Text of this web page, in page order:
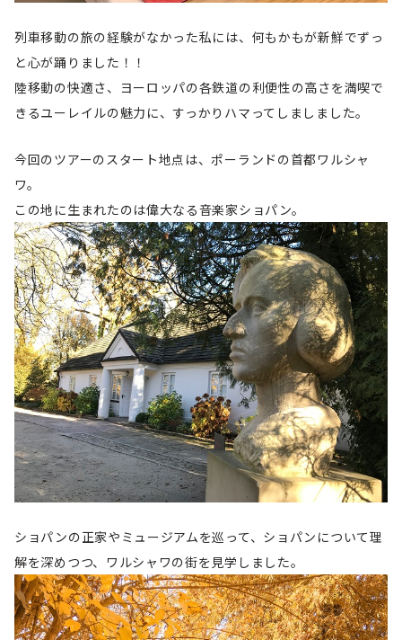
列車移動の旅の経験がなかった私には、何もかもが新鮮でずっ
と心が踊りました！！
陸移動の快適さ、ヨーロッパの各鉄道の利便性の高さを満喫で
きるユーレイルの魅力に、すっかりハマってしましました。
今回のツアーのスタート地点は、ポーランドの首都ワルシャ
ワ。
この地に生まれたのは偉大なる音楽家ショパン。
ショパンの正家やミュージアムを巡って、ショパンについて理
解を深めつつ、ワルシャワの街を見学しました。